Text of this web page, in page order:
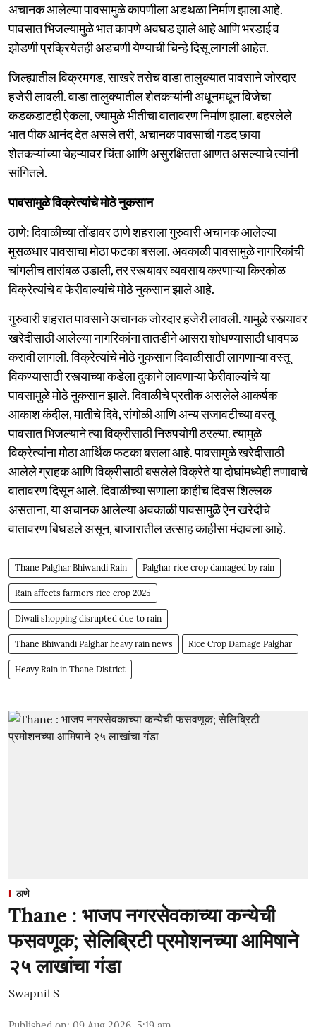
अचानक आलेल्या पावसामुळे कापणीला अडथळा निर्माण झाला आहे.
पावसात भिजल्यामुळे भात कापणे अवघड झाले आहे आणि भरडाई व
झोडणी प्रक्रियेतही अडचणी येण्याची चिन्हे दिसू लागली आहेत.
जिल्ह्यातील विक्रमगड, साखरे तसेच वाडा तालुक्यात पावसाने जोरदार
हजेरी लावली. वाडा तालुक्यातील शेतकऱ्यांनी अधूनमधून विजेचा
कडकडाटही ऐकला, ज्यामुळे भीतीचा वातावरण निर्माण झाला. बहरलेले
भात पीक आनंद देत असले तरी, अचानक पावसाची गडद छाया
शेतकऱ्यांच्या चेहऱ्यावर चिंता आणि असुरक्षितता आणत असल्याचे त्यांनी
सांगितले.
पावसामुळे विक्रेत्यांचे मोठे नुकसान
ठाणे: दिवाळीच्या तोंडावर ठाणे शहराला गुरुवारी अचानक आलेल्या
मुसळधार पावसाचा मोठा फटका बसला. अवकाळी पावसामुळे नागरिकांची
चांगलीच तारांबळ उडाली, तर रस्त्यावर व्यवसाय करणाऱ्या किरकोळ
विक्रेत्यांचे व फेरीवाल्यांचे मोठे नुकसान झाले आहे.
गुरुवारी शहरात पावसाने अचानक जोरदार हजेरी लावली. यामुळे रस्त्यावर
खरेदीसाठी आलेल्या नागरिकांना तातडीने आसरा शोधण्यासाठी धावपळ
करावी लागली. विक्रेत्यांचे मोठे नुकसान दिवाळीसाठी लागणाऱ्या वस्तू
विकण्यासाठी रस्त्याच्या कडेला दुकाने लावणाऱ्या फेरीवाल्यांचे या
पावसामुळे मोठे नुकसान झाले. दिवाळीचे प्रतीक असलेले आकर्षक
आकाश कंदील, मातीचे दिवे, रांगोळी आणि अन्य सजावटीच्या वस्तू
पावसात भिजल्याने त्या विक्रीसाठी निरुपयोगी ठरल्या. त्यामुळे
विक्रेत्यांना मोठा आर्थिक फटका बसला आहे. पावसामुळे खरेदीसाठी
आलेले ग्राहक आणि विक्रीसाठी बसलेले विक्रेते या दोघांमध्येही तणावाचे
वातावरण दिसून आले. दिवाळीच्या सणाला काहीच दिवस शिल्लक
असताना, या अचानक आलेल्या अवकाळी पावसामुळॆ ऐन खरेदीचे
वातावरण बिघडले असून, बाजारातील उत्साह काहीसा मंदावला आहे.
Thane Palghar Bhiwandi Rain Palghar rice crop damaged by rain
Rain affects farmers rice crop 2025
Diwali shopping disrupted due to rain
Thane Bhiwandi Palghar heavy rain news Rice Crop Damage Palghar
Heavy Rain in Thane District
ठाणे
Thane : भाजप नगरसेवकाच्या कन्येची
फसवणूक; सेलिब्रिटी प्रमोशनच्या आमिषाने
२५ लाखांचा गंडा
Swapnil S